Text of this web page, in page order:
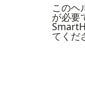
このヘ
が必要
てくだ